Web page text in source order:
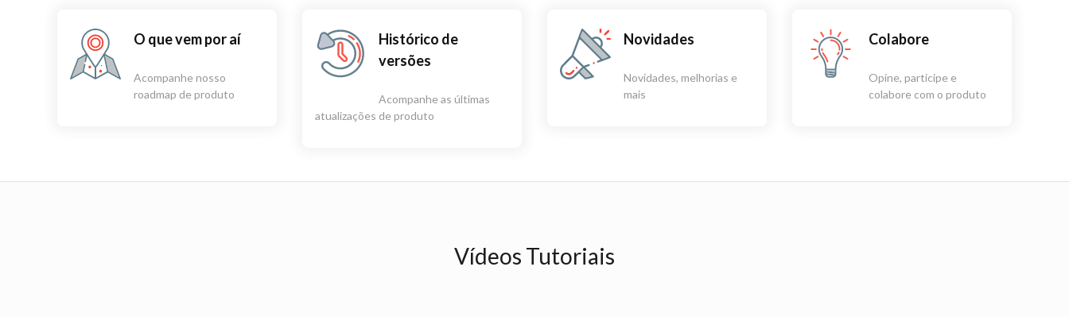
O que vem por aí
Acompanhe nosso
roadmap de produto
Histórico de
versões
Acompanhe as últimas
atualizações de produto
Novidades
Novidades, melhorias e
mais
Colabore
Opine, participe e
colabore com o produto
Vídeos Tutoriais